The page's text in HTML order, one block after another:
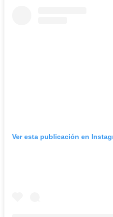
Ver esta publicación en